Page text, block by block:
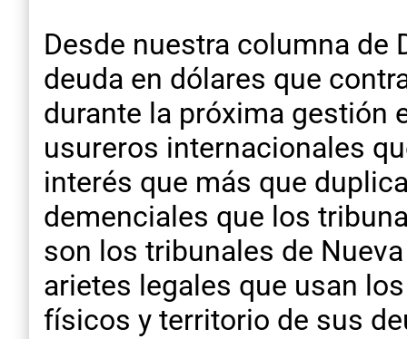
Desde nuestra columna
deuda en dólares que
durante la próxima gestión
usureros internacionales
interés que más que
demenciales que los
son los tribunales de
arietes legales que usan
físicos y territorio de sus